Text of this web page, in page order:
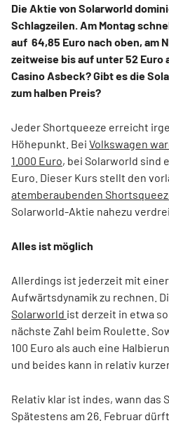
Die Aktie von Solarworld
Schlagzeilen. Am Montag
auf 64,85 Euro nach oben, am
zeitweise bis auf unter 52 Euro
Casino Asbeck? Gibt es die
zum halben Preis?
Jeder Shortqueeze erreicht
Höhepunkt. Bei Volkswagen
1.000 Euro, bei Solarworld sind
Euro. Dieser Kurs stellt den
atemberaubenden
Solarworld-Aktie nahezu
Alles ist möglich
Allerdings ist jederzeit mit
Aufwärtsdynamik zu rechnen.
Solarworld ist derzeit in etwa
nächste Zahl beim Roulette.
100 Euro als auch eine
und beides kann in relativ
Relativ klar ist indes, wann das
Spätestens am 26. Februar